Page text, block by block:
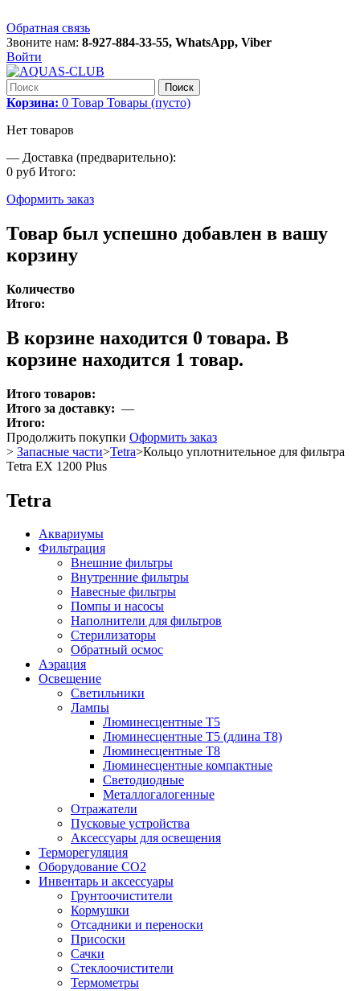
Обратная связь
Звоните нам: 8-927-884-33-55, WhatsApp, Viber
Войти
Поиск
Корзина: 0 Товар Товары (пусто)
Нет товаров
— Доставка (предварительно):
0 руб Итого:
Оформить заказ
Товар был успешно добавлен в вашу
корзину
Количество
Итого:
В корзине находится 0 товара. В
корзине находится 1 товар.
Итого товаров:
Итого за доставку: —
Итого:
Продолжить покупки Оформить заказ
> Запасные части>Tetra>Кольцо уплотнительное для фильтра
Tetra EX 1200 Plus
Tetra
Аквариумы
Фильтрация
Внешние фильтры
Внутренние фильтры
Навесные фильтры
Помпы и насосы
Наполнители для фильтров
Стерилизаторы
Обратный осмос
Аэрация
Освещение
Светильники
Лампы
Люминесцентные T5
Люминесцентные T5 (длина T8)
Люминесцентные T8
Люминесцентные компактные
Светодиодные
Металлогалогенные
Отражатели
Пусковые устройства
Аксессуары для освещения
Терморегуляция
Оборудование CO2
Инвентарь и аксессуары
Грунтоочистители
Кормушки
Отсадники и переноски
Присоски
Сачки
Стеклоочистители
Термометры